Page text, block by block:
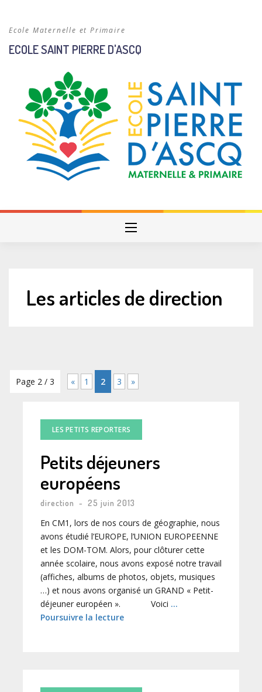
Ecole Maternelle et Primaire
ECOLE SAINT PIERRE D'ASCQ
Les articles de direction
Page 2 / 3 « 1 2 3 »
LES PETITS REPORTERS
Petits déjeuners
européens
direction - 25 juin 2013
En CM1, lors de nos cours de géographie, nous
avons étudié l’EUROPE, l’UNION EUROPEENNE
et les DOM-TOM. Alors, pour clôturer cette
année scolaire, nous avons exposé notre travail
(affiches, albums de photos, objets, musiques
…) et nous avons organisé un GRAND « Petit-
déjeuner européen ». Voici …
Poursuivre la lecture